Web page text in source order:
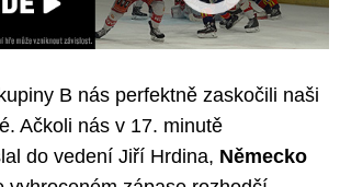
B nás perfektně zaskočili naši
Ačkoli nás v 17. minutě
do vedení Jiří Hrdina, Německo